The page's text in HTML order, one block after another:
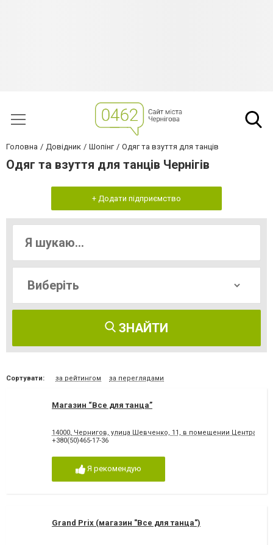
Головна Довідник Шопінг Одяг та взуття для танців
Одяг та взуття для танців Чернігів
+ Додати підприємство
ЗНАЙТИ
Сортувати: за рейтингом за переглядами
Магазин “Все для танца”
14000, Чернигов, улица Шевченко, 11, в помещении Центра
+380(50)465-17-36
Я рекомендую
Grand Prix (магазин "Все для танца")